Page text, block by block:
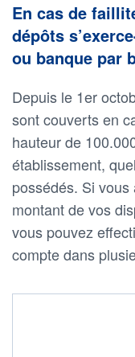
En cas de
dépôts
ou banque par
Depuis le 1er
sont couverts en
hauteur de
établissement,
possédés. Si
montant de vos
vous pouvez
compte dans